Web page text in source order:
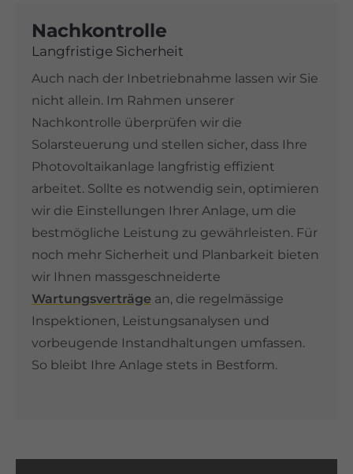
Nachkontrolle
Langfristige Sicherheit
Auch nach der Inbetriebnahme lassen wir Sie
nicht allein. Im Rahmen unserer
Nachkontrolle überprüfen wir die
Solarsteuerung und stellen sicher, dass Ihre
Photovoltaikanlage langfristig effizient
arbeitet. Sollte es notwendig sein, optimieren
wir die Einstellungen Ihrer Anlage, um die
bestmögliche Leistung zu gewährleisten. Für
noch mehr Sicherheit und Planbarkeit bieten
wir Ihnen massgeschneiderte
Wartungsverträge an, die regelmässige
Inspektionen, Leistungsanalysen und
vorbeugende Instandhaltungen umfassen.
So bleibt Ihre Anlage stets in Bestform.